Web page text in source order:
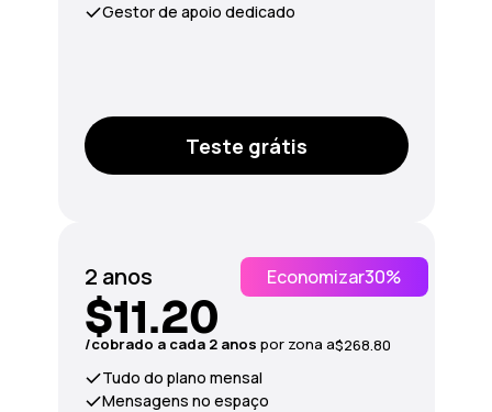
Gestor de apoio dedicado
Teste grátis
2 anos Economizar30%
$11.20
/сobrado a cada 2 anos por zona a$268.80
Tudo do plano mensal
Mensagens no espaço